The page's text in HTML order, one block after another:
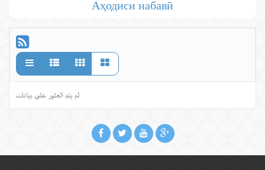
Аҳодиси набавӣ
لم يتم العثور علي بيانات